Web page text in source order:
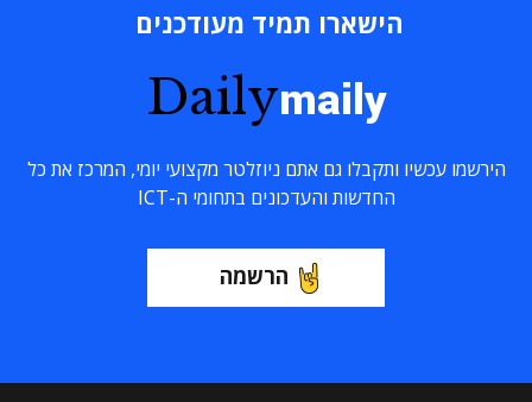
הישארו תמיד מעודכנים
Dailymaily
הירשמו עכשיו ותקבלו גם אתם ניוזלטר מקצועי יומי, המרכז את כל
החדשות והעדכונים בתחומי ה-ICT
הרשמה